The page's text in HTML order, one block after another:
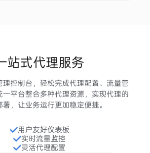
站式代理服务
理控制台，轻松完成代理配置、流量管
一平台整合多种代理资源，实现代理的
，让业务运行更加稳定便捷。
用户友好仪表板
实时流量监控
灵活代理配置